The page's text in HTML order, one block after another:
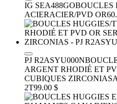
IG SEA488GOBOUCLES
ACIERACIER/PVD OR
PJ R2ASYU000N
ARGENT RHODIÉ ET
CUBIQUES ZIRCONIAS
2T99.00 $